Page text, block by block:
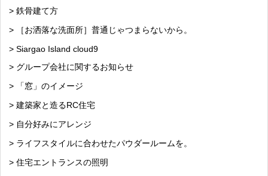
> 鉄骨建て方
> ［お洒落な洗面所］普通じゃつまらないから。
> Siargao Island cloud9
> グループ会社に関するお知らせ
> 「窓」のイメージ
> 建築家と造るRC住宅
> 自分好みにアレンジ
> ライフスタイルに合わせたパウダールームを。
> 住宅エントランスの照明